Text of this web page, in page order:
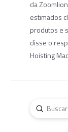
da
estimados
produtos e
disse o
Hoisting
Buscar
Enviar